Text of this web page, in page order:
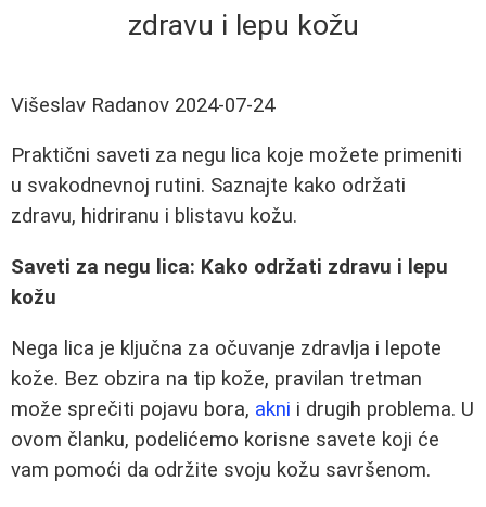
zdravu i lepu kožu
Višeslav Radanov 2024-07-24
Praktični saveti za negu lica koje možete primeniti
u svakodnevnoj rutini. Saznajte kako održati
zdravu, hidriranu i blistavu kožu.
Saveti za negu lica: Kako održati zdravu i lepu
kožu
Nega lica je ključna za očuvanje zdravlja i lepote
kože. Bez obzira na tip kože, pravilan tretman
može sprečiti pojavu bora, akni i drugih problema. U
ovom članku, podelićemo korisne savete koji će
vam pomoći da održite svoju kožu savršenom.